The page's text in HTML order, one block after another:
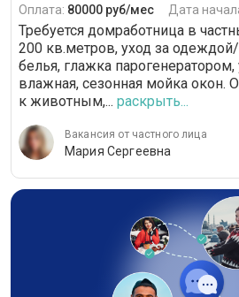
Оплата: 80000 руб/мес Дата
Требуется домработница в
200 кв.метров, уход за
белья, глажка парогенератором,
влажная, сезонная мойка окон.
к животным,... раскрыть...
Вакансия от частного лица
Мария Сергеевна